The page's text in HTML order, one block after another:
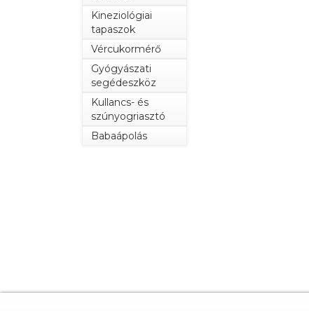
Kineziológiai
tapaszok
Vércukormérő
Gyógyászati
segédeszköz
Kullancs- és
szúnyogriasztó
Babaápolás